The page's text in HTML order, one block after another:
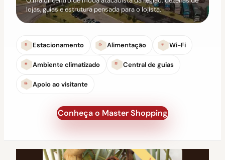
lojas, guias e estrutura pensada para o lojista.
Estacionamento Alimentação Wi-Fi
Ambiente climatizado Central de guias
Apoio ao visitante
Conheça o Master Shopping